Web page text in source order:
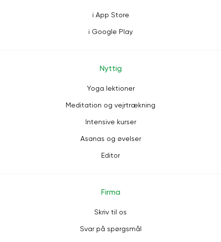
i App Store
i Google Play
Nyttig
Yoga lektioner
Meditation og vejrtrækning
Intensive kurser
Asanas og øvelser
Editor
Firma
Skriv til os
Svar på spørgsmål